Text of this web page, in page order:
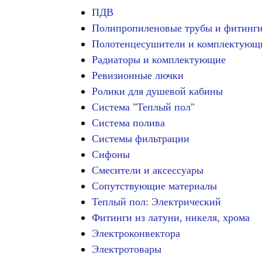
ПДВ
Полипропиленовые трубы и
Полотенцесушители и
Радиаторы и комплектующие
Ревизионные лючки
Ролики для душевой кабины
Система "Теплый пол"
Система полива
Системы фильтрации
Сифоны
Смесители и аксессуары
Сопутствующие материалы
Теплый пол: Электрический
Фитинги из латуни, никеля, хрома
Электроконвектора
Электротовары